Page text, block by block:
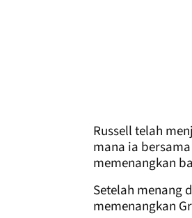
Russell telah
mana ia
memenangkan
Setelah menang
memenangkan